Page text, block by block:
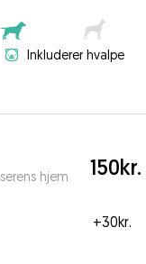
Inkluderer hvalpe
hjem 150kr.
+30kr.